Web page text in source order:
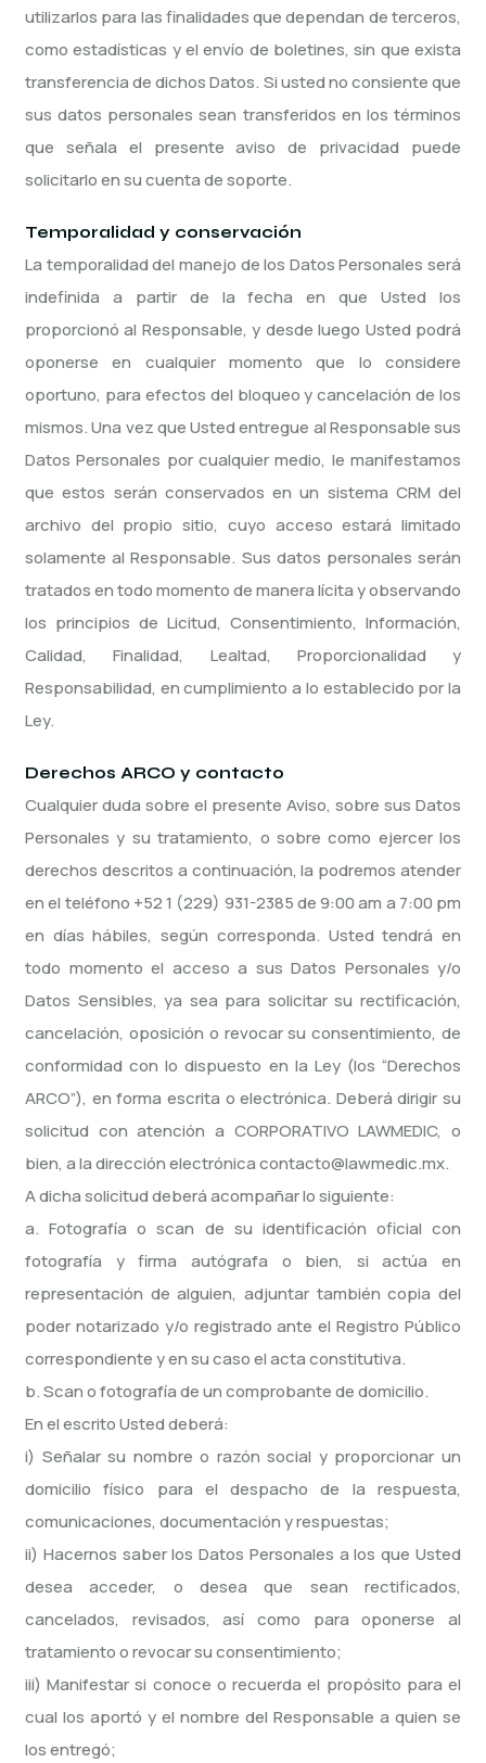
utilizarlos para las finalidades que dependan de terceros,
como estadísticas y el envío de boletines, sin que exista
transferencia de dichos Datos. Si usted no consiente que
sus datos personales sean transferidos en los términos
que señala el presente aviso de privacidad puede
solicitarlo en su cuenta de soporte.
Temporalidad y conservación
La temporalidad del manejo de los Datos Personales será
indefinida a partir de la fecha en que Usted los
proporcionó al Responsable, y desde luego Usted podrá
oponerse en cualquier momento que lo considere
oportuno, para efectos del bloqueo y cancelación de los
mismos. Una vez que Usted entregue al Responsable sus
Datos Personales por cualquier medio, le manifestamos
que estos serán conservados en un sistema CRM del
archivo del propio sitio, cuyo acceso estará limitado
solamente al Responsable. Sus datos personales serán
tratados en todo momento de manera lícita y observando
los principios de Licitud, Consentimiento, Información,
Calidad, Finalidad, Lealtad, Proporcionalidad y
Responsabilidad, en cumplimiento a lo establecido por la
Ley.
Derechos ARCO y contacto
Cualquier duda sobre el presente Aviso, sobre sus Datos
Personales y su tratamiento, o sobre como ejercer los
derechos descritos a continuación, la podremos atender
en el teléfono +52 1 (229) 931-2385de 9:00 am a 7:00 pm
en días hábiles, según corresponda. Usted tendrá en
todo momento el acceso a sus Datos Personales y/o
Datos Sensibles, ya sea para solicitar su rectificación,
cancelación, oposición o revocar su consentimiento, de
conformidad con lo dispuesto en la Ley (los “Derechos
ARCO”), en forma escrita o electrónica. Deberá dirigir su
solicitud con atención a CORPORATIVO LAWMEDIC, o
bien, a la dirección electrónicacontacto@lawmedic.mx.
A dicha solicitud deberá acompañar lo siguiente:
a. Fotografía o scan de su identificación oficial con
fotografía y firma autógrafa o bien, si actúa en
representación de alguien, adjuntar también copia del
poder notarizado y/o registrado ante el Registro Público
correspondiente y en su caso el acta constitutiva.
b. Scan o fotografía de un comprobante de domicilio.
En el escrito Usted deberá:
i) Señalar su nombre o razón social y proporcionar un
domicilio físico para el despacho de la respuesta,
comunicaciones, documentación y respuestas;
ii) Hacernos saber los Datos Personales a los que Usted
desea acceder, o desea que sean rectificados,
cancelados, revisados, así como para oponerse al
tratamiento o revocar su consentimiento;
iii) Manifestar si conoce o recuerda el propósito para el
cual los aportó y el nombre del Responsable a quien se
los entregó;